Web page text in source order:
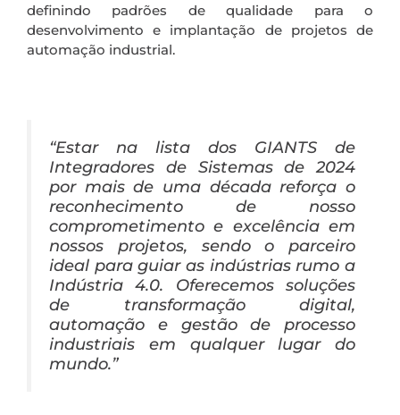
definindo padrões de qualidade para o
desenvolvimento e implantação de projetos de
automação industrial.
“Estar na lista dos GIANTS de
Integradores de Sistemas de 2024
por mais de uma década reforça o
reconhecimento de nosso
comprometimento e excelência em
nossos projetos, sendo o parceiro
ideal para guiar as indústrias rumo a
Indústria 4.0. Oferecemos soluções
de transformação digital,
automação e gestão de processo
industriais em qualquer lugar do
mundo.”